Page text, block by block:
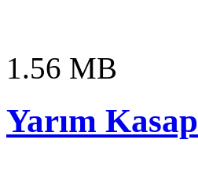
1.56 MB
Yarım Kasap